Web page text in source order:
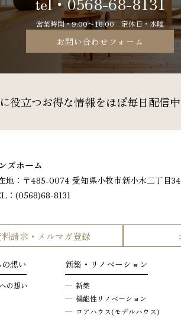
営業時間・9:00〜18:00 定休日・水曜
お問い合わせフォーム
役立つお得な情報をほぼ毎日配信中
ズホーム
地： 〒485-0074 愛知県小牧市新小木二丁目
：(0568)68-8131
請求・メルマガ登録
想い
の想い
新築・リノベーション
新築
機能性リノベーション
コアハウス(モデルハウス)